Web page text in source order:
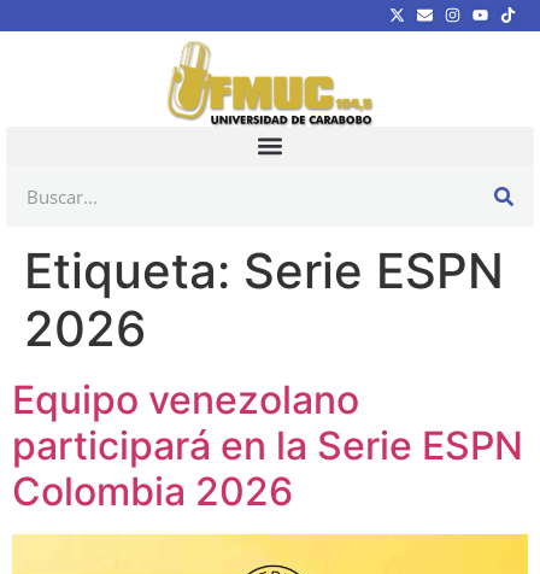
Etiqueta: Serie ESPN
2026
Equipo venezolano
participará en la Serie ESPN
Colombia 2026